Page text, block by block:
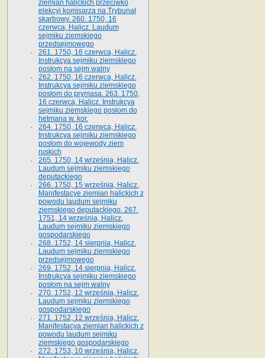
ziemian halickich przeciwko
elekcyi komisarza na Trybunał
skarbowy. 260. 1750, 16
czerwca, Halicz. Laudum
sejmiku ziemskiego
przedsejmowego
261. 1750, 16 czerwca, Halicz.
Instrukcya sejmiku ziemskiego
posłom na sejm walny
262. 1750, 16 czerwca, Halicz.
Instrukcya sejmiku ziemskiego
posłom do prymasa. 263. 1750,
16 czerwca, Halicz. Instrukcya
sejmiku ziemskiego posłom do
hetmana w. kor.
264. 1750, 16 czerwca, Halicz.
Instrukcya sejmiku ziemskiego
posłom do wojewody ziem
ruskich
265. 1750, 14 września, Halicz.
Laudum sejmiku ziemskiego
deputackiego
266. 1750, 15 września, Halicz.
Manifestacye ziemian halickich z
powodu laudum sejmiku
ziemskiego deputackiego. 267.
1751, 14 września, Halicz.
Laudum sejmiku ziemskiego
gospodarskiego
268. 1752, 14 sierpnia, Halicz.
Laudum sejmiku ziemskiego
przedsejmowego
269. 1752, 14 sierpnia, Halicz.
Instrukcya sejmiku ziemskiego
posłom na sejm walny
270. 1752, 12 września, Halicz.
Laudum sejmiku ziemskiego
gospodarskiego
271. 1752, 12 września, Halicz.
Manifestacya ziemian halickich z
powodu laudum sejmiku
ziemskiego gospodarskiego
272. 1753, 10 września, Halicz.